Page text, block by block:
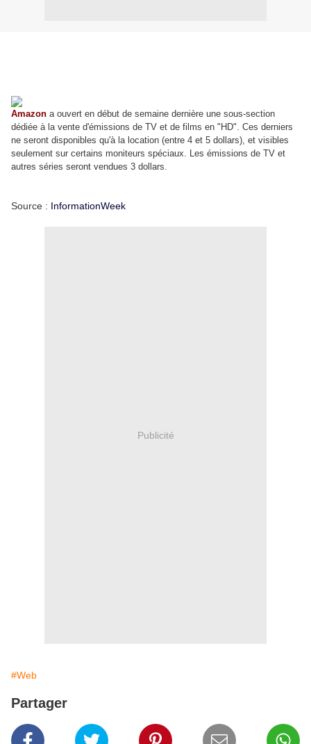
Amazon a ouvert en début de semaine dernière une sous-section
dédiée à la vente d'émissions de TV et de films en "HD". Ces derniers
ne seront disponibles qu'à la location (entre 4 et 5 dollars), et visibles
seulement sur certains moniteurs spéciaux. Les émissions de TV et
autres séries seront vendues 3 dollars.
Source : InformationWeek
Publicité
#Web
Partager